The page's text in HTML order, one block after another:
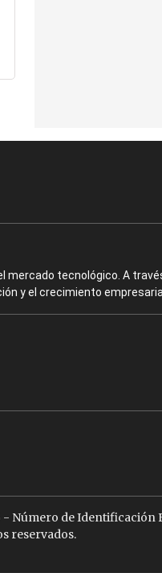
mercado tecnológico. A
y el crecimiento empresarial.
- Número de Identificación
reservados.